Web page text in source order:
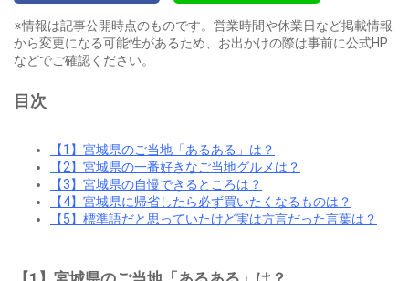
※情報は記事公開時点のものです。営業時間や休業日など掲載情報
から変更になる可能性があるため、お出かけの際は事前に公式HP
などでご確認ください。
目次
【1】宮城県のご当地「あるある」は？
【2】宮城県の一番好きなご当地グルメは？
【3】宮城県の自慢できるところは？
【4】宮城県に帰省したら必ず買いたくなるものは？
【5】標準語だと思っていたけど実は方言だった言葉は？